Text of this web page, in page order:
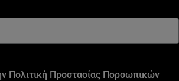
Πολιτική Προστασίας Πορσωπικών